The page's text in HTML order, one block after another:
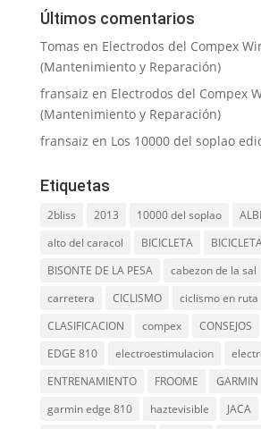
Últimos comentarios
Tomas en Electrodos del Compex
(Mantenimiento y Reparación)
fransaiz en Electrodos del Compex
(Mantenimiento y Reparación)
fransaiz en Los 10000 del soplao
Etiquetas
2bliss 2013 10000 del soplao
alto del caracol
BICICLETA
BISONTE DE LA PESA
cabezon de la sal
carretera
CICLISMO ciclismo en ruta
CLASIFICACION
compex CONSEJOS
EDGE 810
electroestimulacion
ENTRENAMIENTO
FROOME GARMIN
garmin edge 810
haztevisible JACA